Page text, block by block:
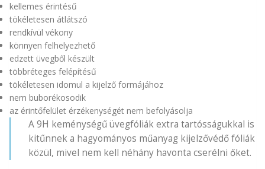
kellemes érintésű
tökéletesen átlátszó
rendkívül vékony
könnyen felhelyezhető
edzett üvegből készült
többréteges felépítésű
tökéletesen idomul a kijelző formájához
nem buborékosodik
az érintőfelület érzékenységét nem befolyásolja
A 9H keménységű üvegfóliák extra tartósságukkal is
kitűnnek a hagyományos műanyag kijelzővédő fóliák
közül, mivel nem kell néhány havonta cserélni őket.